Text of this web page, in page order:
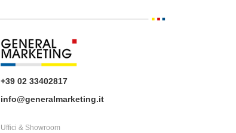
+39 02 33402817
info@generalmarketing.it
Uffici & Showroom